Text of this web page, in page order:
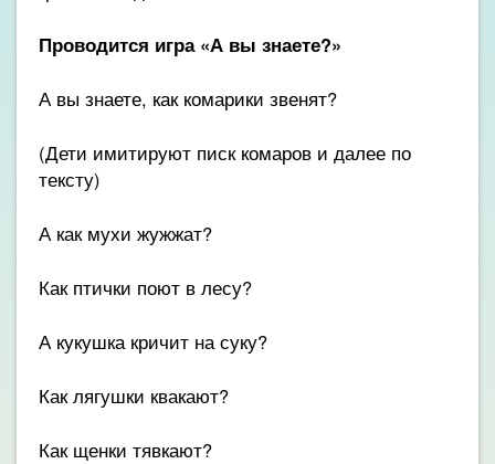
Проводится игра «А вы знаете?»
А вы знаете, как комарики звенят?
(Дети имитируют писк комаров и далее по
тексту)
А как мухи жужжат?
Как птички поют в лесу?
А кукушка кричит на суку?
Как лягушки квакают?
Как щенки тявкают?